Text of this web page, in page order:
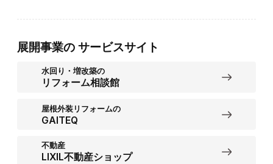
展開事業の サービスサイト
水回り・増改築の
リフォーム相談館
屋根外装リフォームの
GAITEQ
不動産
LIXIL不動産ショップ